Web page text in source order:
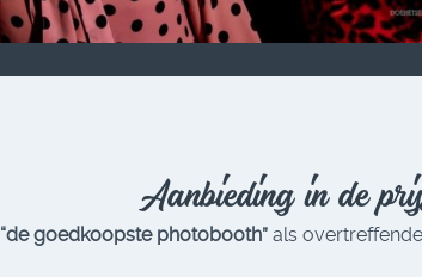
Aanbieding in de
“de goedkoopste photobooth” als